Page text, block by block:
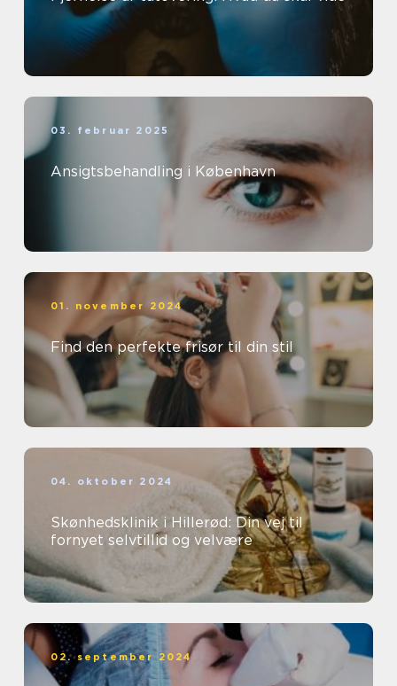
03. februar 2025
Ansigtsbehandling i København
01. november 2024
Find den perfekte frisør til din stil
04. oktober 2024
Skønhedsklinik i Hillerød: Din vej til
fornyet selvtillid og velvære
02. september 2024